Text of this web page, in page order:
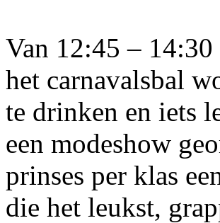
Van 12:45 –
het carnavalsbal
te drinken en iets
een modeshow
prinses per klas
die het leukst,